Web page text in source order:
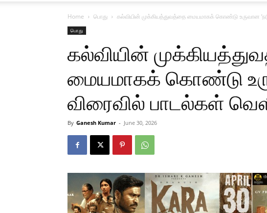
Home பொது கல்வியின் முக்கியத்துவத்தை மையமாகக் கொண்டு உருவான
பொது
கல்வியின்
மையமாகக் கொண்டு
விரைவில் பாடல்கள்
By Ganesh Kumar - June 30, 2026